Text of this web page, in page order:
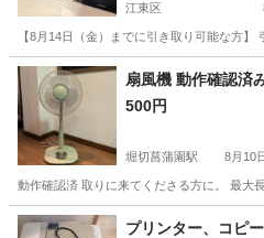
江東区
【8月14日（金）までに引き取り可能な方
東京 江東区 オーディオ SONY
扇風機 動作確認済
500円
堀切菖蒲園駅 8月10
動作確認済 取りに来てくださる方に。 最大
東京 葛飾区 堀切菖蒲園駅 季
プリンター、コピ